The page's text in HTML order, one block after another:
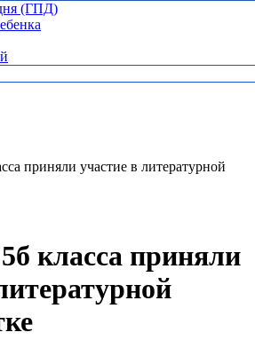
(ГПД)
приняли участие в литературной
класса приняли